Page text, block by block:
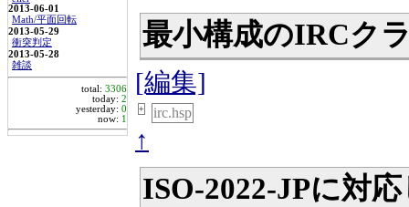
2013-06-01
Math/平面回転
2013-05-29
衝突判定
2013-05-28
雑談
total: 3306
today: 2
yesterday: 0
now: 1
最小構成のIRCク
[編集]
+ irc.hsp
↑
ISO-2022-JPに対